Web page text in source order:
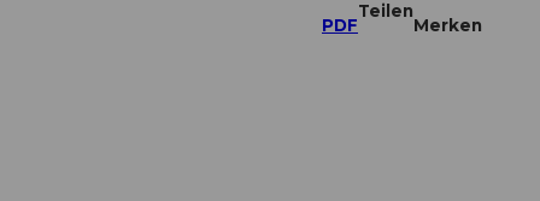
PDF
Teilen
Merken